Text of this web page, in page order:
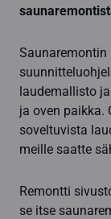
laudemallisto
ja oven paikka.
soveltuvista
meille saatte
Remontti
se itse